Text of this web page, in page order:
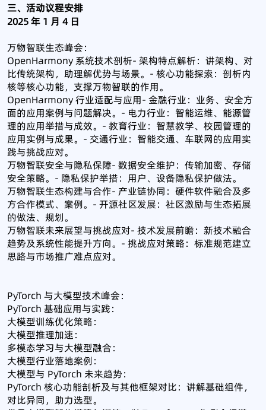
三、活动议程安排
2025 年 1 月 4 日
万物智联生态峰会：
OpenHarmony 系统技术剖析- 架构特点解析：讲架构、对
比传统架构，助理解优势与场景。- 核心功能探索：剖析内
核等核心功能，支撑万物智联的作用。
OpenHarmony 行业适配与应用- 金融行业：业务、安全方
面的应用案例与问题解决。- 电力行业：智能运维、能源管
理的应用举措与成效。- 教育行业：智慧教学、校园管理的
应用实例与成果。- 交通行业：智能交通、车联网的应用实
践与挑战应对。
万物智联安全与隐私保障- 数据安全维护：传输加密、存储
安全策略。- 隐私保护举措：用户、设备隐私保护做法。
万物智联生态构建与合作- 产业链协同：硬件软件融合及多
方合作模式、案例。- 开源社区发展：社区激励与生态拓展
的做法、规划。
万物智联未来展望与挑战应对- 技术发展前瞻：新技术融合
趋势及系统性能提升方向。- 挑战应对策略：标准规范建立
思路与市场推广难点应对。
PyTorch 与大模型技术峰会：
PyTorch 基础应用与实践：
大模型训练优化策略：
大模型推理加速：
多模态学习与大模型融合：
大模型行业落地案例：
大模型与 PyTorch 未来趋势：
PyTorch 核心功能剖析及与其他框架对比：讲解基础组件，
对比异同，助力选型。